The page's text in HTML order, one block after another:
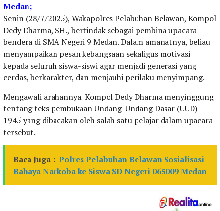
Medan;-
Senin (28/7/2025), Wakapolres Pelabuhan Belawan, Kompol
Dedy Dharma, SH., bertindak sebagai pembina upacara
bendera di SMA Negeri 9 Medan. Dalam amanatnya, beliau
menyampaikan pesan kebangsaan sekaligus motivasi
kepada seluruh siswa-siswi agar menjadi generasi yang
cerdas, berkarakter, dan menjauhi perilaku menyimpang.
Mengawali arahannya, Kompol Dedy Dharma menyinggung
tentang teks pembukaan Undang-Undang Dasar (UUD)
1945 yang dibacakan oleh salah satu pelajar dalam upacara
tersebut.
Baca Juga : Polres Pelabuhan Belawan Sosialisasi
Bahaya Narkoba ke Siswa SD Negeri 065009 Medan